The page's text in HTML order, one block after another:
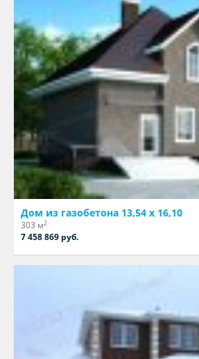
Дом из газобетона 13,54 х 16,10
303 м2
7 458 869 руб.